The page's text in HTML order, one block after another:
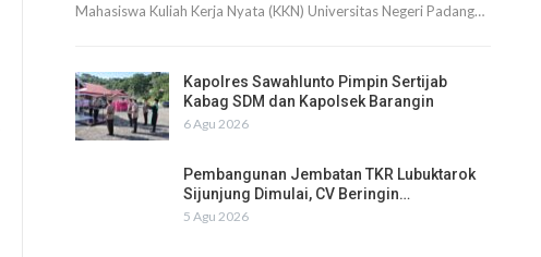
Mahasiswa Kuliah Kerja Nyata (KKN) Universitas Negeri Padang…
Kapolres Sawahlunto Pimpin Sertijab
Kabag SDM dan Kapolsek Barangin
6 Agu 2026
Pembangunan Jembatan TKR Lubuktarok
Sijunjung Dimulai, CV Beringin…
5 Agu 2026